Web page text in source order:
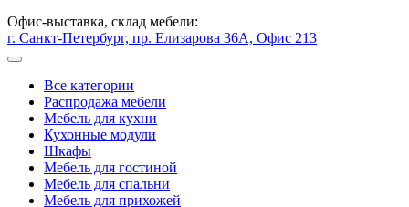
Офис-выставка, склад мебели:
г. Санкт-Петербург, пр. Елизарова 36А, Офис 213
Все категории
Распродажа мебели
Мебель для кухни
Кухонные модули
Шкафы
Мебель для гостиной
Мебель для спальни
Мебель для прихожей